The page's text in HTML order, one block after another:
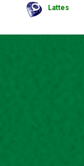
Lattes